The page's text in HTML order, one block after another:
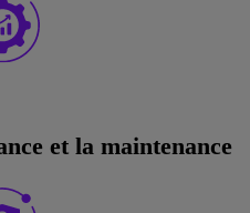
et la maintenance